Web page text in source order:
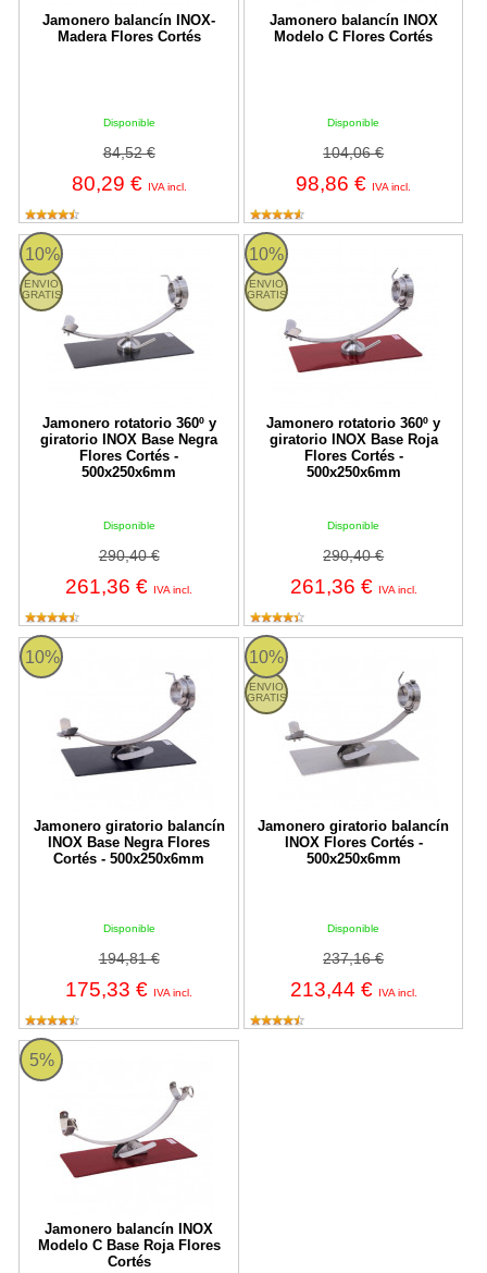
Jamonero balancín INOX-
Madera Flores Cortés
Disponible
84,52 €
80,29 € IVA incl.
Jamonero balancín INOX
Modelo C Flores Cortés
Disponible
104,06 €
98,86 € IVA incl.
10%
ENVIO
GRATIS
Jamonero rotatorio 360º y
giratorio INOX Base Negra
Flores Cortés -
500x250x6mm
Disponible
290,40 €
261,36 € IVA incl.
Jamonero rotatorio 360º y giratorio INOX Base Negra Flores
10%
ENVIO
GRATIS
Jamonero rotatorio 360º y
giratorio INOX Base Roja
Flores Cortés -
500x250x6mm
Disponible
290,40 €
261,36 € IVA incl.
Jamonero rotatorio 360º y
10%
Jamonero giratorio balancín
INOX Base Negra Flores
Cortés - 500x250x6mm
Disponible
194,81 €
175,33 € IVA incl.
Jamonero giratorio balancín INOX Base Negra Flores Cortés -
10%
ENVIO
GRATIS
Jamonero giratorio balancín
INOX Flores Cortés -
500x250x6mm
Disponible
237,16 €
213,44 € IVA incl.
Jamonero giratorio balancín
5%
Jamonero balancín INOX
Modelo C Base Roja Flores
Cortés
Jamonero balancín INOX Modelo C Base Roja Flores Cortés